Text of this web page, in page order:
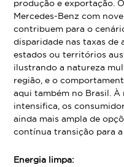
produção e exportação.
Mercedes-Benz com
contribuem para o
disparidade nas taxas de
estados ou territórios
ilustrando a natureza
região, e o
aqui também no Brasil. À
intensifica, os
ainda mais ampla de
contínua transição para
Energia limpa: